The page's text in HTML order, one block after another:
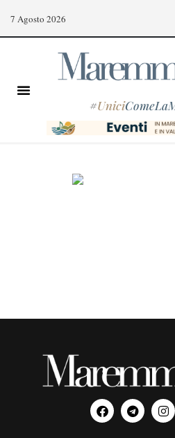
7 Agosto 2026
#Unici